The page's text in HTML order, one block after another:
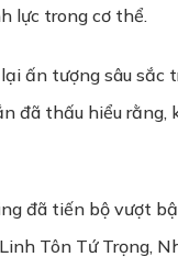
lực trong cơ thể.
ấn tượng sâu sắc
thấu hiểu rằng,
đã tiến bộ vượt
Tôn Tứ Trọng,